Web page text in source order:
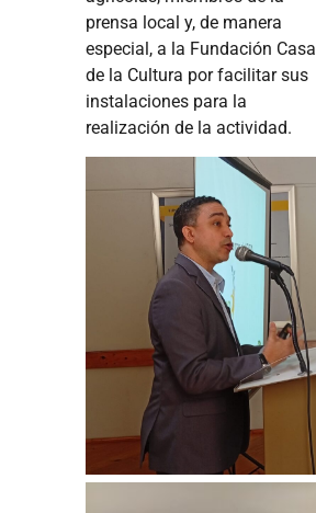
prensa local y, de manera
especial, a la Fundación Casa
de la Cultura por facilitar sus
instalaciones para la
realización de la actividad.